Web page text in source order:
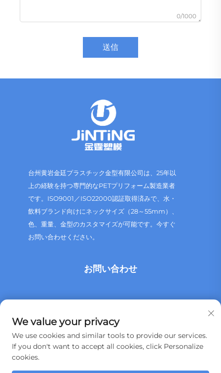
0/1000
送信
台州黄岩金廷プラスチック金型有限公司は、25年以
上の経験を持つ専門的なPETプリフォーム製造業者
です。ISO9001／ISO22000認証取得済みで、水・
飲料ブランド向けにネックサイズ（28～55mm）、
色、重量、金型のカスタマイズが可能です。今すぐ
お問い合わせください。
お問い合わせ
+86 13515760932
[email protected]
We value your privacy
We use cookies and similar tools to provide our services.
If you don't want to accept all cookies, click Personalize
cookies.